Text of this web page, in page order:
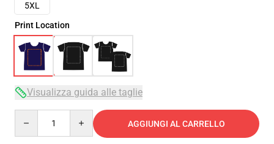
5XL
Print Location
Visualizza guida alle taglie
AGGIUNGI AL CARRELLO